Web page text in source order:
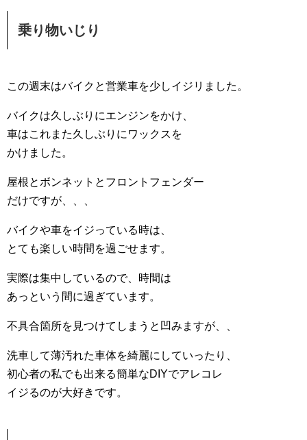
乗り物いじり
この週末はバイクと営業車を少しイジリました。
バイクは久しぶりにエンジンをかけ、
車はこれまた久しぶりにワックスを
かけました。
屋根とボンネットとフロントフェンダー
だけですが、、、
バイクや車をイジっている時は、
とても楽しい時間を過ごせます。
実際は集中しているので、時間は
あっという間に過ぎています。
不具合箇所を見つけてしまうと凹みますが、、
洗車して薄汚れた車体を綺麗にしていったり、
初心者の私でも出来る簡単なDIYでアレコレ
イジるのが大好きです。